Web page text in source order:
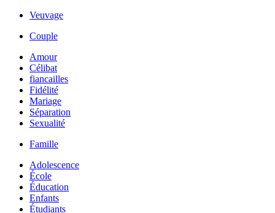
Veuvage
Couple
Amour
Célibat
fiancailles
Fidélité
Mariage
Séparation
Sexualité
Famille
Adolescence
École
Éducation
Enfants
Étudiants